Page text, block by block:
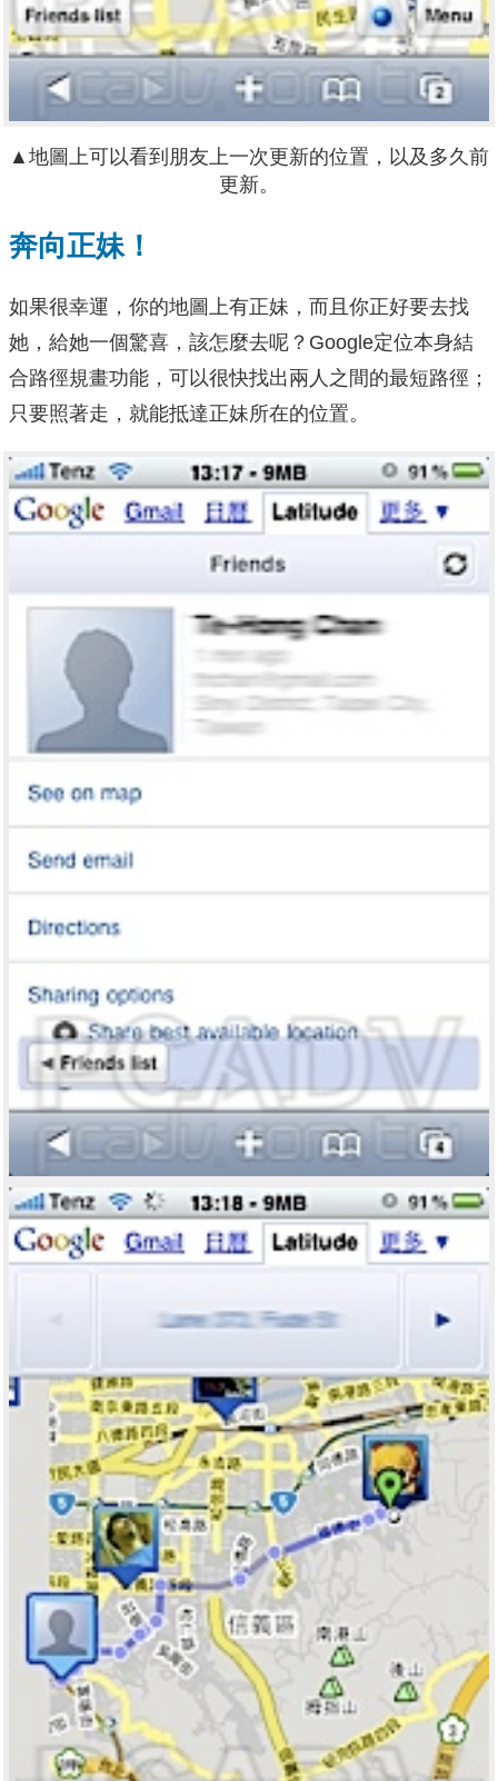
▲地圖上可以看到朋友上一次更新的位置，以及多久前
更新。
奔向正妹！
如果很幸運，你的地圖上有正妹，而且你正好要去找
她，給她一個驚喜，該怎麼去呢？Google定位本身結
合路徑規畫功能，可以很快找出兩人之間的最短路徑；
只要照著走，就能抵達正妹所在的位置。